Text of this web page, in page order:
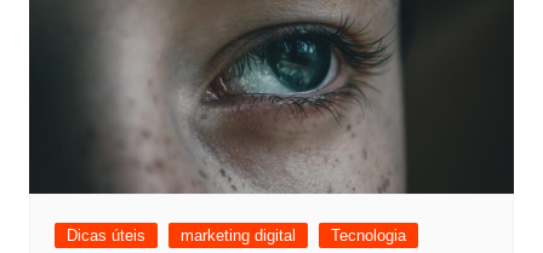
Dicas úteis marketing digital Tecnologia